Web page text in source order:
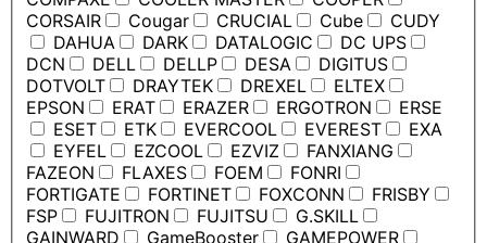
CORSAIR
Cougar CRUCIAL Cube
CUDY
DAHUA
DARK DATALOGIC
DC UPS
DCN
DELL DELLP DESA
DIGITUS
DOTVOLT
DRAYTEK DREXEL
ELTEX
EPSON
ERAT ERAZER ERGOTRON
ERSE
ESET
ETK EVERCOOL EVEREST
EXA
EYFEL
EZCOOL EZVIZ
FANXIANG
FAZEON
FLAXES FOEM
FONRI
FORTIGATE
FORTINET FOXCONN
FRISBY
FSP
FUJITRON FUJITSU
G.SKILL
GAINWARD
GameBooster
GAMEPOWER